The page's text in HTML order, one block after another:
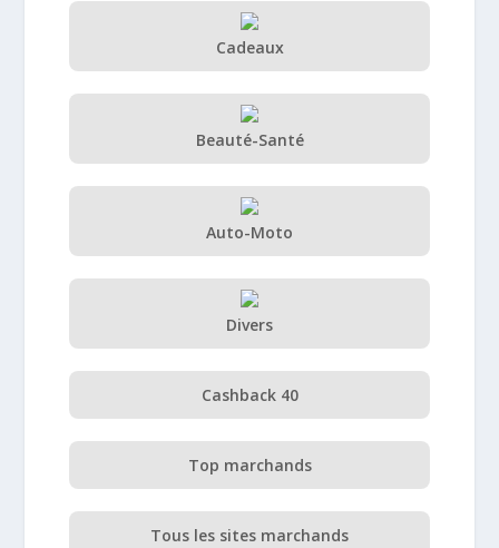
Cadeaux
Beauté-Santé
Auto-Moto
Divers
Cashback 40
Top marchands
Tous les sites marchands